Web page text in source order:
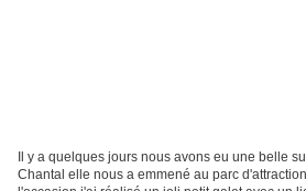
Il y a quelques jours nous avons eu une belle
Chantal elle nous a emmené au parc